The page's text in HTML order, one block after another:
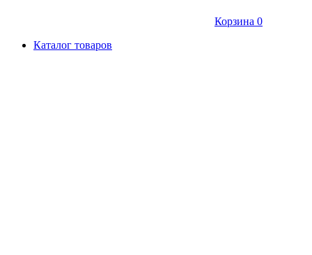
Корзина 0
Каталог товаров